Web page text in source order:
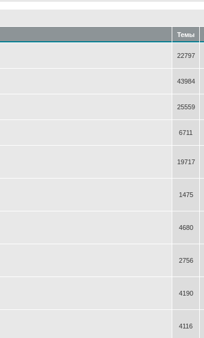
Темы
22797
43984
25559
6711
19717
1475
4680
2756
4190
4116